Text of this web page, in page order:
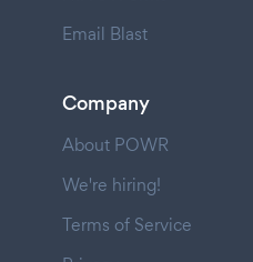
Email Blast
Company
About POWR
We're hiring!
Terms of Service